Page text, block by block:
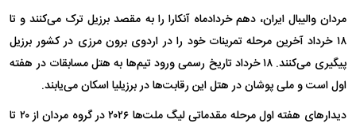
مردان والیبال ایران، دهم خردادماه آنکارا را به مقصد برزیل ترک می‌کنند و تا
۱۸ خرداد آخرین مرحله تمرینات خود را در اردوی برون مرزی در کشور برزیل
پیگیری می‌کنند. ۱۸ خرداد تاریخ رسمی ورود تیم‌ها به هتل مسابقات در هفته
اول است و ملی پوشان در هتل این رقابت‌ها در برزیلیا اسکان می‌یابند.
دیدار‌های هفته اول مرحله مقدماتی لیگ ملت‌ها ۲۰۲۶ در گروه مردان از ۲۰ تا